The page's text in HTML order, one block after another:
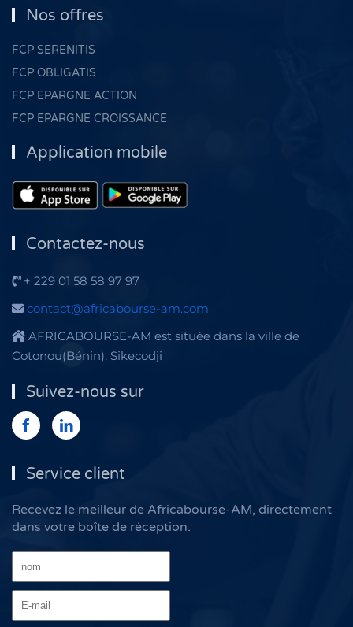
Nos offres
FCP SERENITIS
FCP OBLIGATIS
FCP EPARGNE ACTION
FCP EPARGNE CROISSANCE
Application mobile
Contactez-nous
+ 229 01 58 58 97 97
contact@africabourse-am.com
AFRICABOURSE-AM est située dans la ville de
Cotonou(Bénin), Sikecodji
Suivez-nous sur
Service client
Recevez le meilleur de Africabourse-AM, directement
dans votre boîte de réception.